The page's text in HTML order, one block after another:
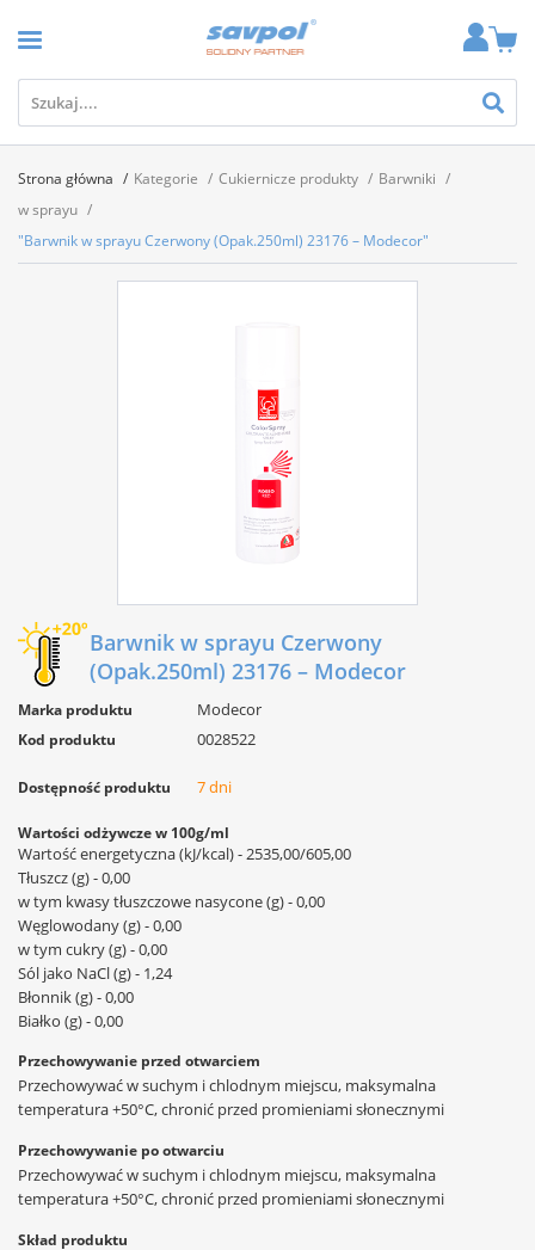
Strona główna Kategorie Cukiernicze produkty
Barwniki
w sprayu
"Barwnik w sprayu Czerwony (Opak.250ml) 23176 – Modecor"
Barwnik w sprayu Czerwony
(Opak.250ml) 23176 – Modecor
Marka produktu Modecor
Kod produktu 0028522
Dostępność produktu 7 dni
Wartości odżywcze w 100g/ml
Wartość energetyczna (kJ/kcal) - 2535,00/605,00
Tłuszcz (g) - 0,00
w tym kwasy tłuszczowe nasycone (g) - 0,00
Węglowodany (g) - 0,00
w tym cukry (g) - 0,00
Sól jako NaCl (g) - 1,24
Błonnik (g) - 0,00
Białko (g) - 0,00
Przechowywanie przed otwarciem
Przechowywać w suchym i chlodnym miejscu, maksymalna
temperatura +50°C, chronić przed promieniami słonecznymi
Przechowywanie po otwarciu
Przechowywać w suchym i chlodnym miejscu, maksymalna
temperatura +50°C, chronić przed promieniami słonecznymi
Skład produktu